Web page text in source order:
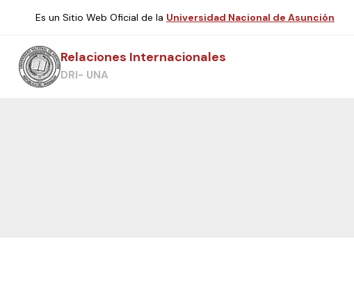
Es un Sitio Web Oficial de la Universidad Nacional de Asunción
Relaciones Internacionales
DRI- UNA